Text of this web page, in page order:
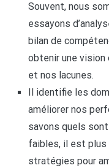
Souvent, nous
essayons
bilan de
obtenir une
et nos lacunes.
Il identifie les
améliorer nos
savons quels
faibles, il est
stratégies pour